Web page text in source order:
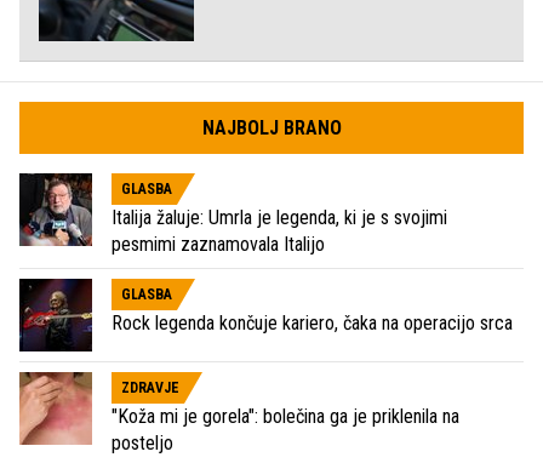
NAJBOLJ BRANO
GLASBA
Italija žaluje: Umrla je legenda, ki je s svojimi
pesmimi zaznamovala Italijo
GLASBA
Rock legenda končuje kariero, čaka na operacijo srca
ZDRAVJE
"Koža mi je gorela": bolečina ga je priklenila na
posteljo